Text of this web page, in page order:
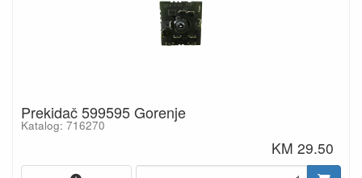
Prekidač 599595 Gorenje
Katalog: 716270
KM 29.50